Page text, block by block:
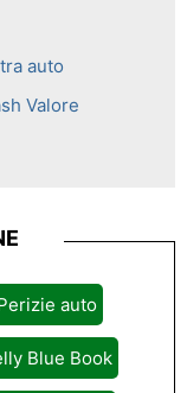
auto
Valore
auto
Blue Book